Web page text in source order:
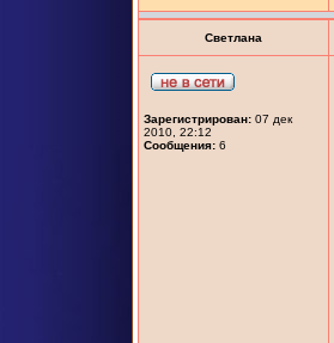
Светлана
Зарегистрирован: 07 дек
2010, 22:12
Сообщения: 6